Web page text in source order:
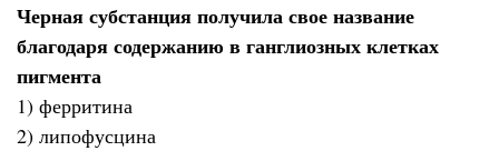
Черная субстанция получила свое название
благодаря содержанию в ганглиозных клетках
пигмента
1) ферритина
2) липофусцина